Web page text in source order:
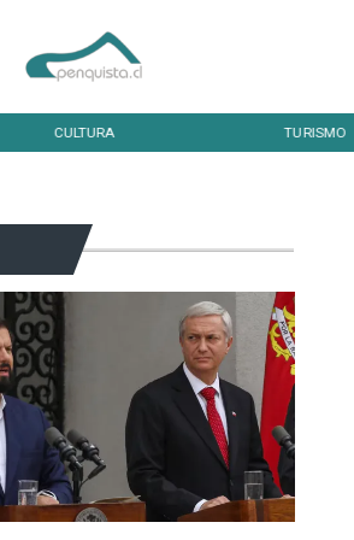
CULTURA TURISMO